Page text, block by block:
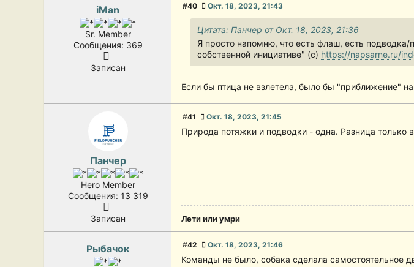
iMan
Sr. Member
Сообщения: 369
Записан
#40 Окт. 18, 2023, 21:43
Цитата: Панчер от Окт. 18, 2023, 21:36
Я просто напомню, что есть флаш, есть
собственной инициативе" (с) https://napsarne.ru/
Если бы птица не взлетела, было бы "приближение"
Панчер
Hero Member
Сообщения: 13 319
Записан
#41 Окт. 18, 2023, 21:45
Природа потяжки и подводки - одна. Разница только
Лети или умри
Рыбачок #42 Окт. 18, 2023, 21:46
Команды не было, собака сделала самостоятельное